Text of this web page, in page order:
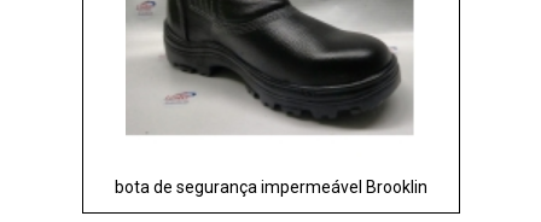
bota de segurança impermeável Brooklin